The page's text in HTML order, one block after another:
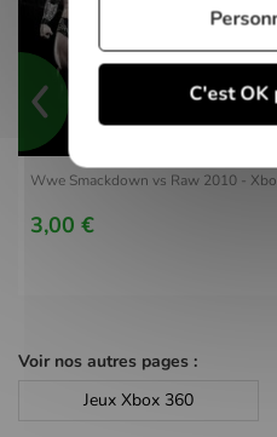
Wwe Smackdown vs Raw 2010 -
3,00 €
Voir nos autres pages :
Jeux Xbox 360
C'est OK